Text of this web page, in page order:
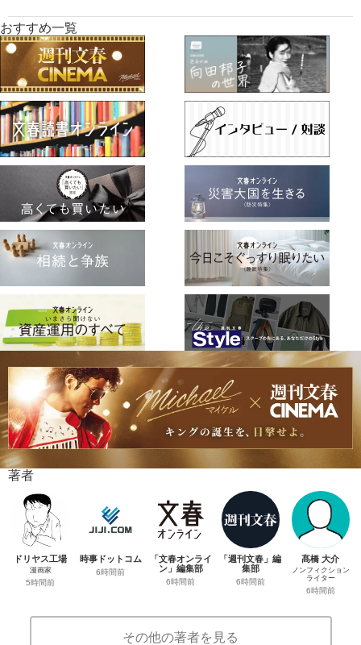
おすすめ一覧
著者
ドリヤス工場
漫画家
5時間前
時事ドットコム
6時間前
「文春オンライ
ン」編集部
6時間前
「週刊文春」編
集部
6時間前
髙橋 大介
ノンフィクション
ライター
6時間前
その他の著者を見る